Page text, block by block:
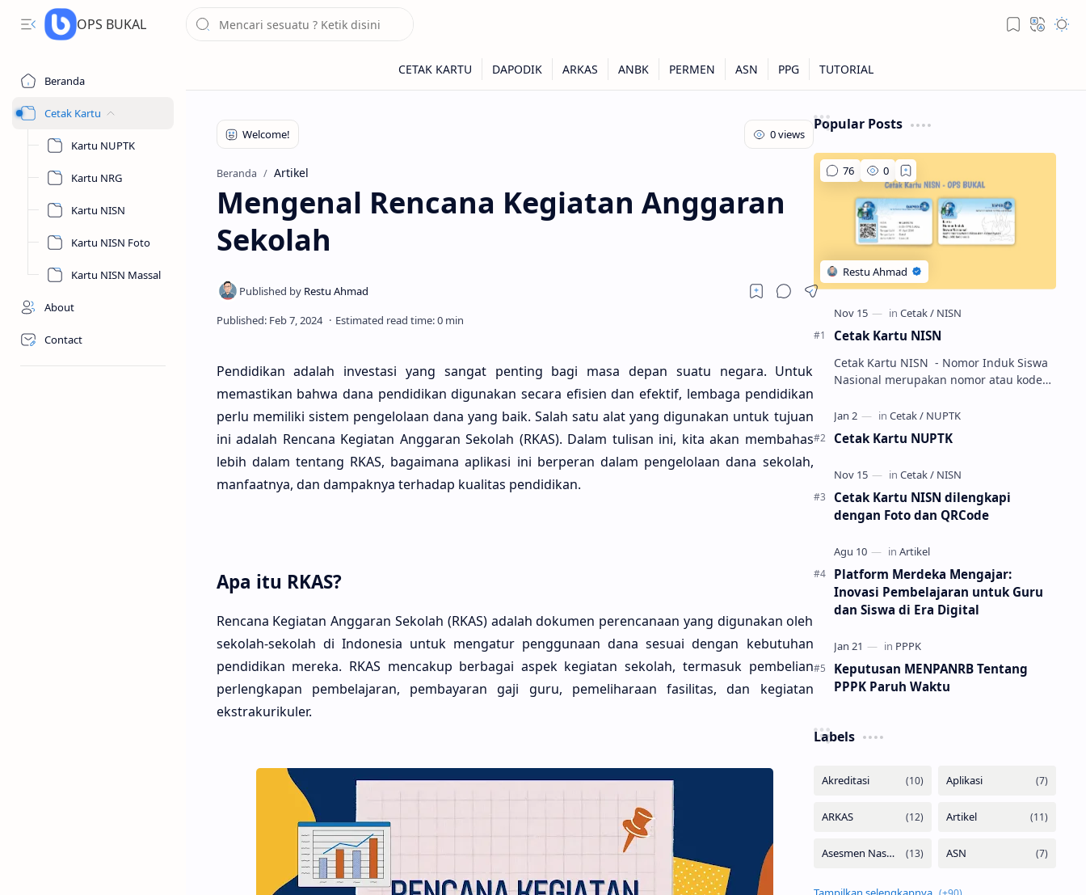
OPS BUKAL
Beranda
Cetak Kartu
Kartu NUPTK
Kartu NRG
Kartu NISN
Kartu NISN Foto
Kartu NISN Massal
About
Contact
Beranda Artikel
Mengenal Rencana Kegiatan Anggaran
Sekolah
Pendidikan adalah investasi yang sangat penting bagi masa depan suatu negara. Untuk
memastikan bahwa dana pendidikan digunakan secara efisien dan efektif, lembaga pendidikan
perlu memiliki sistem pengelolaan dana yang baik. Salah satu alat yang digunakan untuk tujuan
ini adalah Rencana Kegiatan Anggaran Sekolah (RKAS). Dalam tulisan ini, kita akan membahas
lebih dalam tentang RKAS, bagaimana aplikasi ini berperan dalam pengelolaan dana sekolah,
manfaatnya, dan dampaknya terhadap kualitas pendidikan.
Apa itu RKAS?
Rencana Kegiatan Anggaran Sekolah (RKAS) adalah dokumen perencanaan yang digunakan oleh
sekolah-sekolah di Indonesia untuk mengatur penggunaan dana sesuai dengan kebutuhan
pendidikan mereka. RKAS mencakup berbagai aspek kegiatan sekolah, termasuk pembelian
perlengkapan pembelajaran, pembayaran gaji guru, pemeliharaan fasilitas, dan kegiatan
ekstrakurikuler.
Popular Posts
Cetak Kartu NISN
Cetak Kartu NISN - Nomor Induk Siswa
Nasional merupakan nomor atau kode
siswa. NISN ini diterbitkan kepada …
Cetak Kartu NUPTK
Cetak Kartu NISN dilengkapi
dengan Foto dan QRCode
Platform Merdeka Mengajar:
Inovasi Pembelajaran untuk Guru
dan Siswa di Era Digital
Keputusan MENPANRB Tentang
PPPK Paruh Waktu
Labels